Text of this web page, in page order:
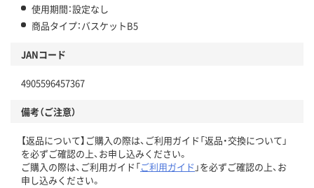
使用期間：設定なし
商品タイプ：バスケットB5
JANコード
4905596457367
備考（ご注意）
【返品について】ご購入の際は、ご利用ガイド「返品・交換について」
を必ずご確認の上、お申し込みください。
ご購入の際は、ご利用ガイド「ご利用ガイド 」を必ずご確認の上、お
申し込みください。